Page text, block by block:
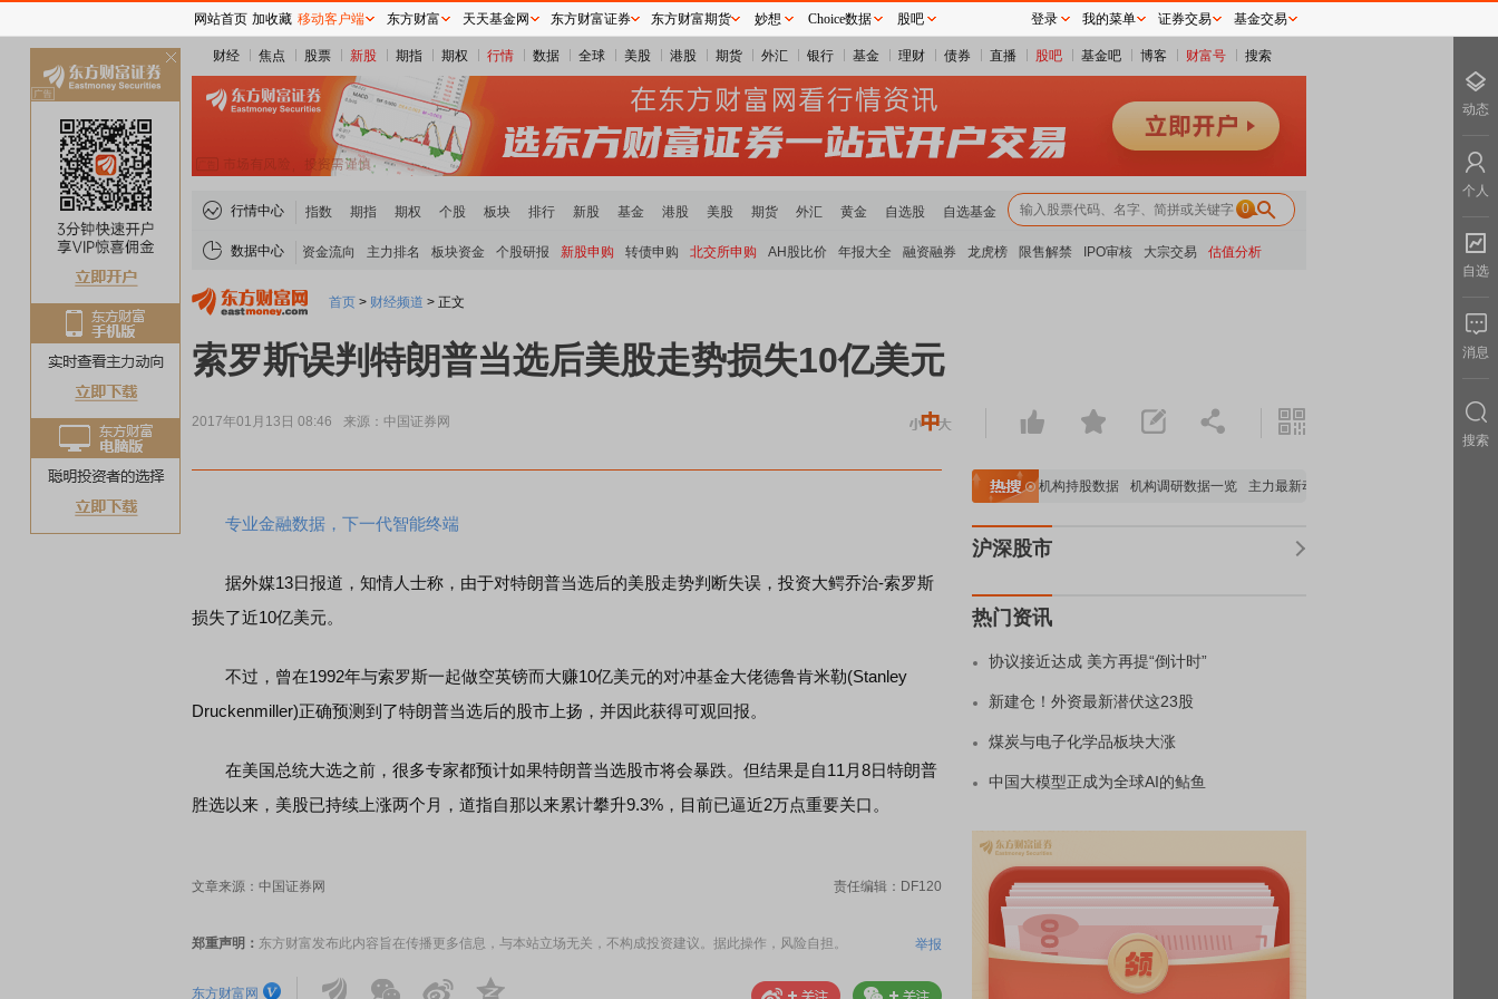
财经 焦点 股票 新股 期指 期权 行情 数据 全球 美股 港股 期货 外汇 银行 基金 理财 债券 直播 股吧 基金吧 博客 财富号 搜索
行情中心 指数 期指 期权 个股 板块 排行 新股 基金 港股 美股 期货 外汇 黄金 自选股 自选基金 0
数据中心 资金流向 主力排名 板块资金 个股研报 新股申购 转债申购 北交所申购 AH股比价 年报大全 融资融券 龙虎榜 限售解禁 IPO审核 大宗交易 估值分析
首页 > 财经频道 > 正文
索罗斯误判特朗普当选后美股走势损失10亿美元
2017年01月13日 08:46 来源：中国证券网
专业金融数据，下一代智能终端
据外媒13日报道，知情人士称，由于对特朗普当选后的美股走势判断失误，投资大鳄乔治-索罗斯
损失了近10亿美元。
不过，曾在1992年与索罗斯一起做空英镑而大赚10亿美元的对冲基金大佬德鲁肯米勒(Stanley
Druckenmiller)正确预测到了特朗普当选后的股市上扬，并因此获得可观回报。
在美国总统大选之前，很多专家都预计如果特朗普当选股市将会暴跌。但结果是自11月8日特朗普
胜选以来，美股已持续上涨两个月，道指自那以来累计攀升9.3%，目前已逼近2万点重要关口。
文章来源：中国证券网 责任编辑：DF120
郑重声明： 东方财富发布此内容旨在传播更多信息，与本站立场无关，不构成投资建议。据此操作，风险自担。 举报
东方财富网
A股估值分析全览 重要机构持股数据 机构调研数据一览 主力最新动向
沪深股市
热门资讯
协议接近达成 美方再提“倒计时”
新建仓！外资最新潜伏这23股
煤炭与电子化学品板块大涨
中国大模型正成为全球AI的鲇鱼
网站首页 加收藏 移动客户端 东方财富 天天基金网 东方财富证券 东方财富期货 妙想 Choice数据 股吧 登录 我的菜单 证券交易 基金交易
动态
个人
自选
消息
搜索
关